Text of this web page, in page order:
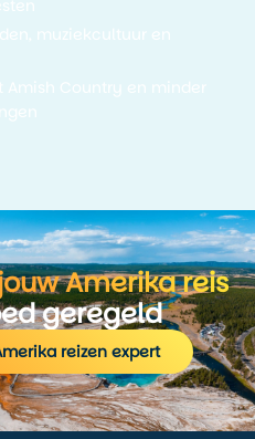
muziekcultuur en
Amish Country en minder
Amerika reis
geregeld
reizen expert